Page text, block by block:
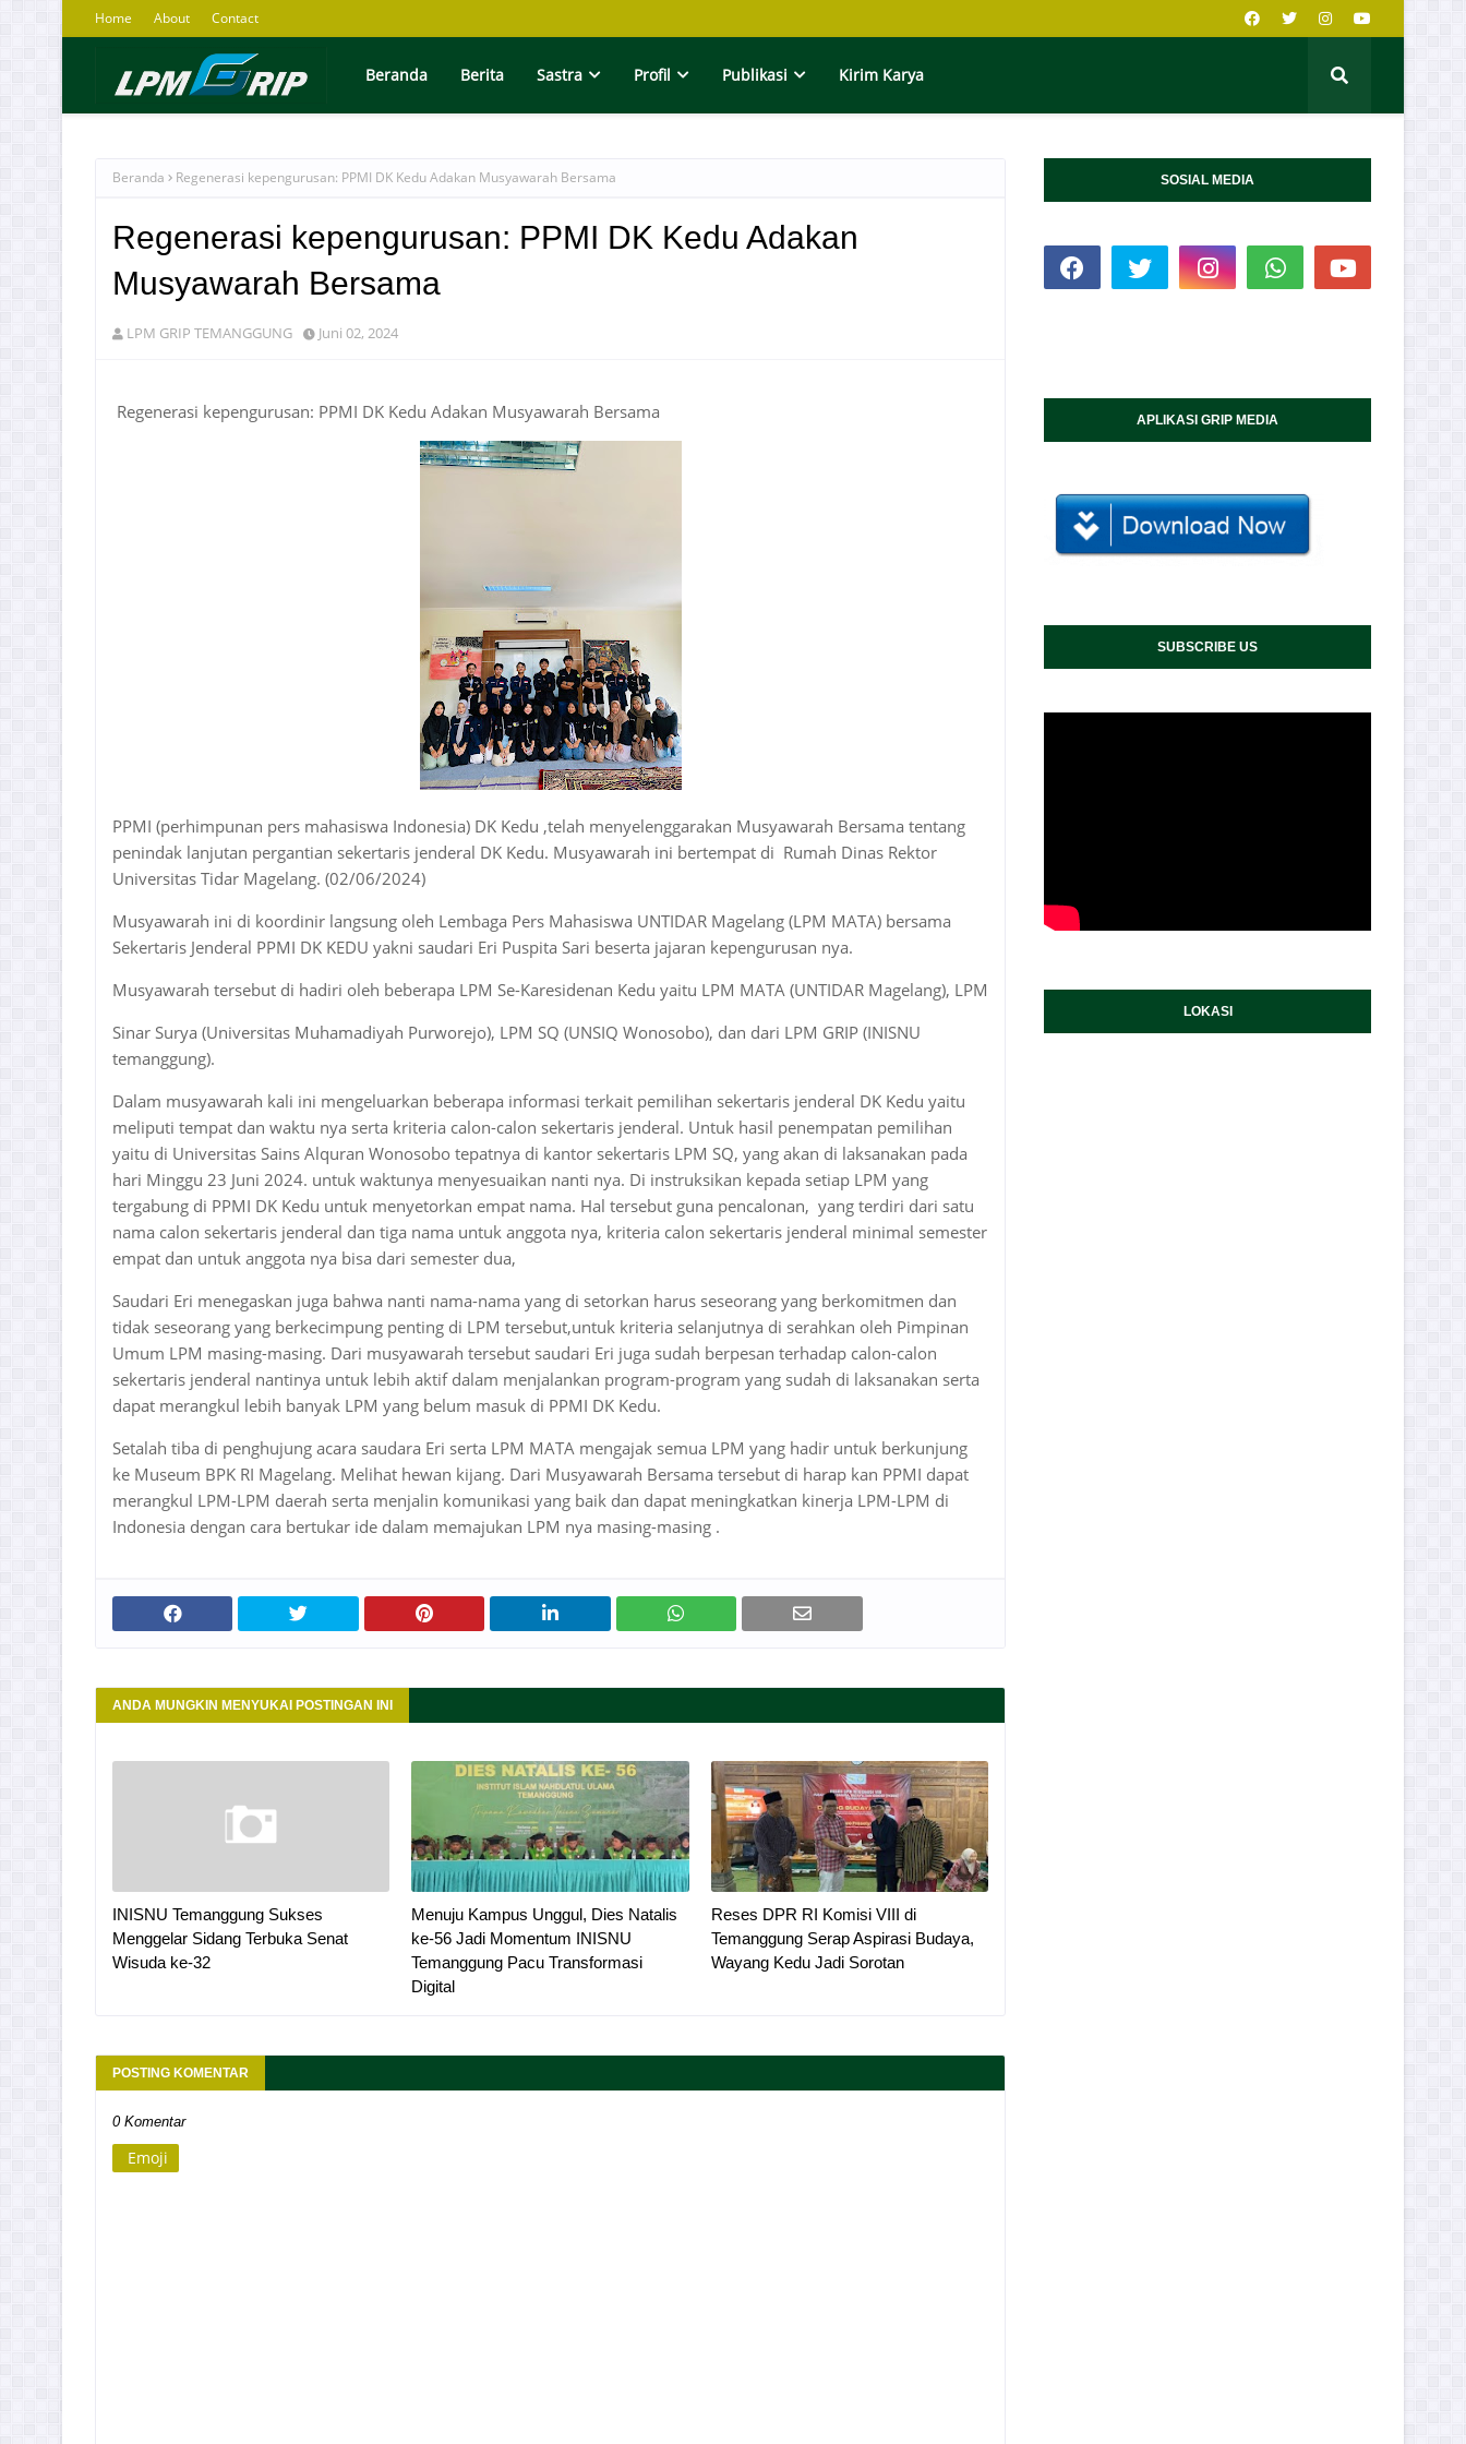
Home About Contact
Beranda Berita Sastra Profil Publikasi Kirim Karya
Beranda Regenerasi kepengurusan: PPMI DK Kedu Adakan Musyawarah Bersama
Regenerasi kepengurusan: PPMI DK Kedu Adakan
Musyawarah Bersama
LPM GRIP TEMANGGUNG Juni 02, 2024
Regenerasi kepengurusan: PPMI DK Kedu Adakan Musyawarah Bersama
PPMI (perhimpunan pers mahasiswa Indonesia) DK Kedu ,telah menyelenggarakan Musyawarah Bersama tentang
penindak lanjutan pergantian sekertaris jenderal DK Kedu. Musyawarah ini bertempat di Rumah Dinas Rektor
Universitas Tidar Magelang. (02/06/2024)
Musyawarah ini di koordinir langsung oleh Lembaga Pers Mahasiswa UNTIDAR Magelang (LPM MATA) bersama
Sekertaris Jenderal PPMI DK KEDU yakni saudari Eri Puspita Sari beserta jajaran kepengurusan nya.
Musyawarah tersebut di hadiri oleh beberapa LPM Se-Karesidenan Kedu yaitu LPM MATA (UNTIDAR Magelang), LPM
Sinar Surya (Universitas Muhamadiyah Purworejo), LPM SQ (UNSIQ Wonosobo), dan dari LPM GRIP (INISNU
temanggung).
Dalam musyawarah kali ini mengeluarkan beberapa informasi terkait pemilihan sekertaris jenderal DK Kedu yaitu
meliputi tempat dan waktu nya serta kriteria calon-calon sekertaris jenderal. Untuk hasil penempatan pemilihan
yaitu di Universitas Sains Alquran Wonosobo tepatnya di kantor sekertaris LPM SQ, yang akan di laksanakan pada
hari Minggu 23 Juni 2024. untuk waktunya menyesuaikan nanti nya. Di instruksikan kepada setiap LPM yang
tergabung di PPMI DK Kedu untuk menyetorkan empat nama. Hal tersebut guna pencalonan, yang terdiri dari satu
nama calon sekertaris jenderal dan tiga nama untuk anggota nya, kriteria calon sekertaris jenderal minimal semester
empat dan untuk anggota nya bisa dari semester dua,
Saudari Eri menegaskan juga bahwa nanti nama-nama yang di setorkan harus seseorang yang berkomitmen dan
tidak seseorang yang berkecimpung penting di LPM tersebut,untuk kriteria selanjutnya di serahkan oleh Pimpinan
Umum LPM masing-masing. Dari musyawarah tersebut saudari Eri juga sudah berpesan terhadap calon-calon
sekertaris jenderal nantinya untuk lebih aktif dalam menjalankan program-program yang sudah di laksanakan serta
dapat merangkul lebih banyak LPM yang belum masuk di PPMI DK Kedu.
Setalah tiba di penghujung acara saudara Eri serta LPM MATA mengajak semua LPM yang hadir untuk berkunjung
ke Museum BPK RI Magelang. Melihat hewan kijang. Dari Musyawarah Bersama tersebut di harap kan PPMI dapat
merangkul LPM-LPM daerah serta menjalin komunikasi yang baik dan dapat meningkatkan kinerja LPM-LPM di
Indonesia dengan cara bertukar ide dalam memajukan LPM nya masing-masing .
ANDA MUNGKIN MENYUKAI POSTINGAN INI
INISNU Temanggung Sukses
Menggelar Sidang Terbuka Senat
Wisuda ke-32
Menuju Kampus Unggul, Dies Natalis
ke-56 Jadi Momentum INISNU
Temanggung Pacu Transformasi
Digital
Reses DPR RI Komisi VIII di
Temanggung Serap Aspirasi Budaya,
Wayang Kedu Jadi Sorotan
POSTING KOMENTAR
0 Komentar
Emoji
SOSIAL MEDIA
APLIKASI GRIP MEDIA
SUBSCRIBE US
LOKASI